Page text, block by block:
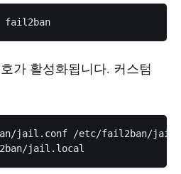
가 활성화됩니다. 커스텀
jail.conf /etc/fail2ban/